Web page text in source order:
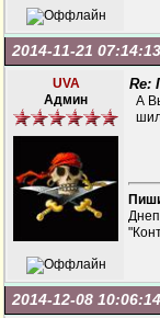
2014-11-21 07:14:13
UVA
Админ
Re:
А
2014-12-08 10:06:14